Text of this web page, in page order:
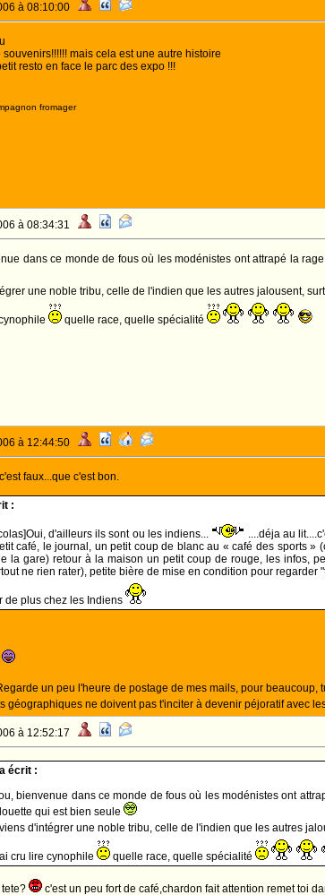
à 08:10:00
mais cela est une autre histoire
resto en face le parc des expo !!!
fromager
à 08:34:31
dans ce monde de fous où les modénistes ont attrapé la
une noble tribu, celle de l'indien que les autres jalousent,
quelle race, quelle spécialité
à 12:44:50
faux...que c'est bon.
:
d'ailleurs ils sont ou les indiens...
....déja au
café, le journal, un petit coup de blanc au « café des sports
la gare) retour à la maison un petit coup de rouge, les infos,
ne rien rater), petite bière de mise en condition pour
de plus chez les Indiens
un peu l'heure de postage de mes mails, pour
géographiques ne doivent pas t'inciter à devenir péjoratif avec
à 12:52:17
écrit :
bienvenue dans ce monde de fous où les modénistes ont
qui est bien seule
d'intégrer une noble tribu, celle de l'indien que les autres
cru lire cynophile quelle race, quelle spécialité
c'est un peu fort de café,chardon fait attention remet toi